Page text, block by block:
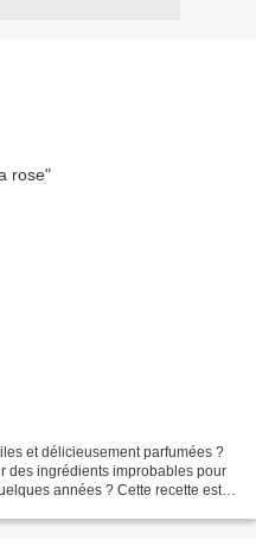
et délicieusement parfumées ?
des ingrédients improbables pour
années ? Cette recette est